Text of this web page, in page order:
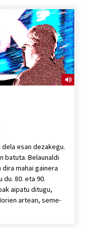
egindako saio
live jaialdia
esan dezakegu.
batuta. Belaunaldi
mahai gainera
80. eta 90.
aipatu ditugu,
artean, seme-